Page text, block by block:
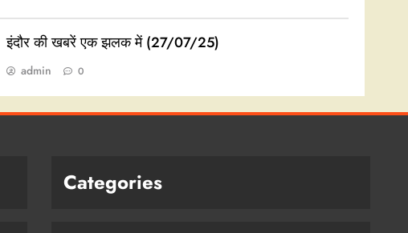
इंदौर की खबरें एक झलक में (27/07/25)
admin 0
Categories